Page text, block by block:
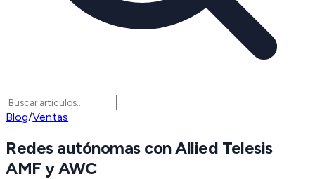
Blog/Ventas
Redes autónomas con Allied Telesis
AMF y AWC